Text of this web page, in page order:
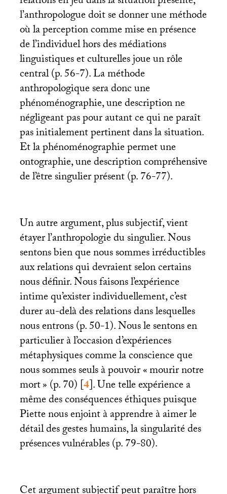
l’anthropologue doit se donner une méthode
où la perception comme mise en présence
de l’individuel hors des médiations
linguistiques et culturelles joue un rôle
central (p. 56-7). La méthode
anthropologique sera donc une
phénoménographie, une description ne
négligeant pas pour autant ce qui ne paraît
pas initialement pertinent dans la situation.
Et la phénoménographie permet une
ontographie, une description compréhensive
de l’être singulier présent (p. 76-77).
Un autre argument, plus subjectif, vient
étayer l’anthropologie du singulier. Nous
sentons bien que nous sommes irréductibles
aux relations qui devraient selon certains
nous définir. Nous faisons l’expérience
intime qu’exister individuellement, c’est
durer au-delà des relations dans lesquelles
nous entrons (p. 50-1). Nous le sentons en
particulier à l’occasion d’expériences
métaphysiques comme la conscience que
nous sommes seuls à pouvoir «mourir notre
mort» (p. 70)[4]. Une telle expérience a
même des conséquences éthiques puisque
Piette nous enjoint à apprendre à aimer le
détail des gestes humains, la singularité des
présences vulnérables (p. 79-80).